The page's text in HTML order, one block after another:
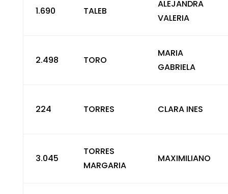
1.690 TALEB
ALEJANDRA
VALERIA
2.498 TORO
MARIA
GABRIELA
224 TORRES CLARA INES
3.045
TORRES
MARGARIA
MAXIMILIANO